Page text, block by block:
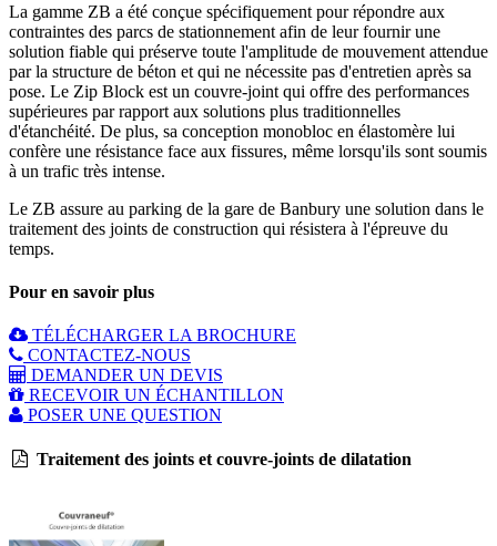
La gamme ZB a été conçue spécifiquement pour répondre aux
contraintes des parcs de stationnement afin de leur fournir une
solution fiable qui préserve toute l'amplitude de mouvement attendue
par la structure de béton et qui ne nécessite pas d'entretien après sa
pose. Le Zip Block est un couvre-joint qui offre des performances
supérieures par rapport aux solutions plus traditionnelles
d'étanchéité. De plus, sa conception monobloc en élastomère lui
confère une résistance face aux fissures, même lorsqu'ils sont soumis
à un trafic très intense.
Le ZB assure au parking de la gare de Banbury une solution dans le
traitement des joints de construction qui résistera à l'épreuve du
temps.
Pour en savoir plus
TÉLÉCHARGER LA BROCHURE
CONTACTEZ-NOUS
DEMANDER UN DEVIS
RECEVOIR UN ÉCHANTILLON
POSER UNE QUESTION
Traitement des joints et couvre-joints de dilatation